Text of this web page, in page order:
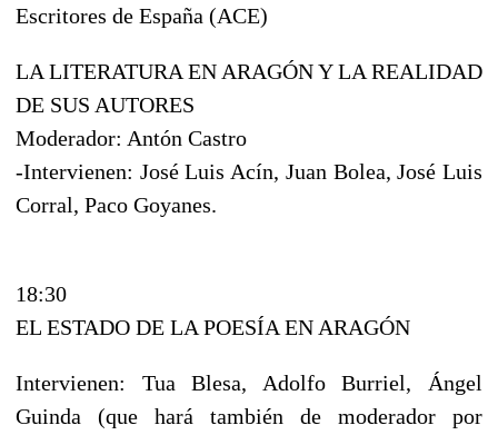
Escritores de España (ACE)
LA LITERATURA EN ARAGÓN Y LA REALIDAD
DE SUS AUTORES
Moderador: Antón Castro
-Intervienen: José Luis Acín, Juan Bolea, José Luis
Corral, Paco Goyanes.
18:30
EL ESTADO DE LA POESÍA EN ARAGÓN
Intervienen: Tua Blesa, Adolfo Burriel, Ángel
Guinda (que hará también de moderador por